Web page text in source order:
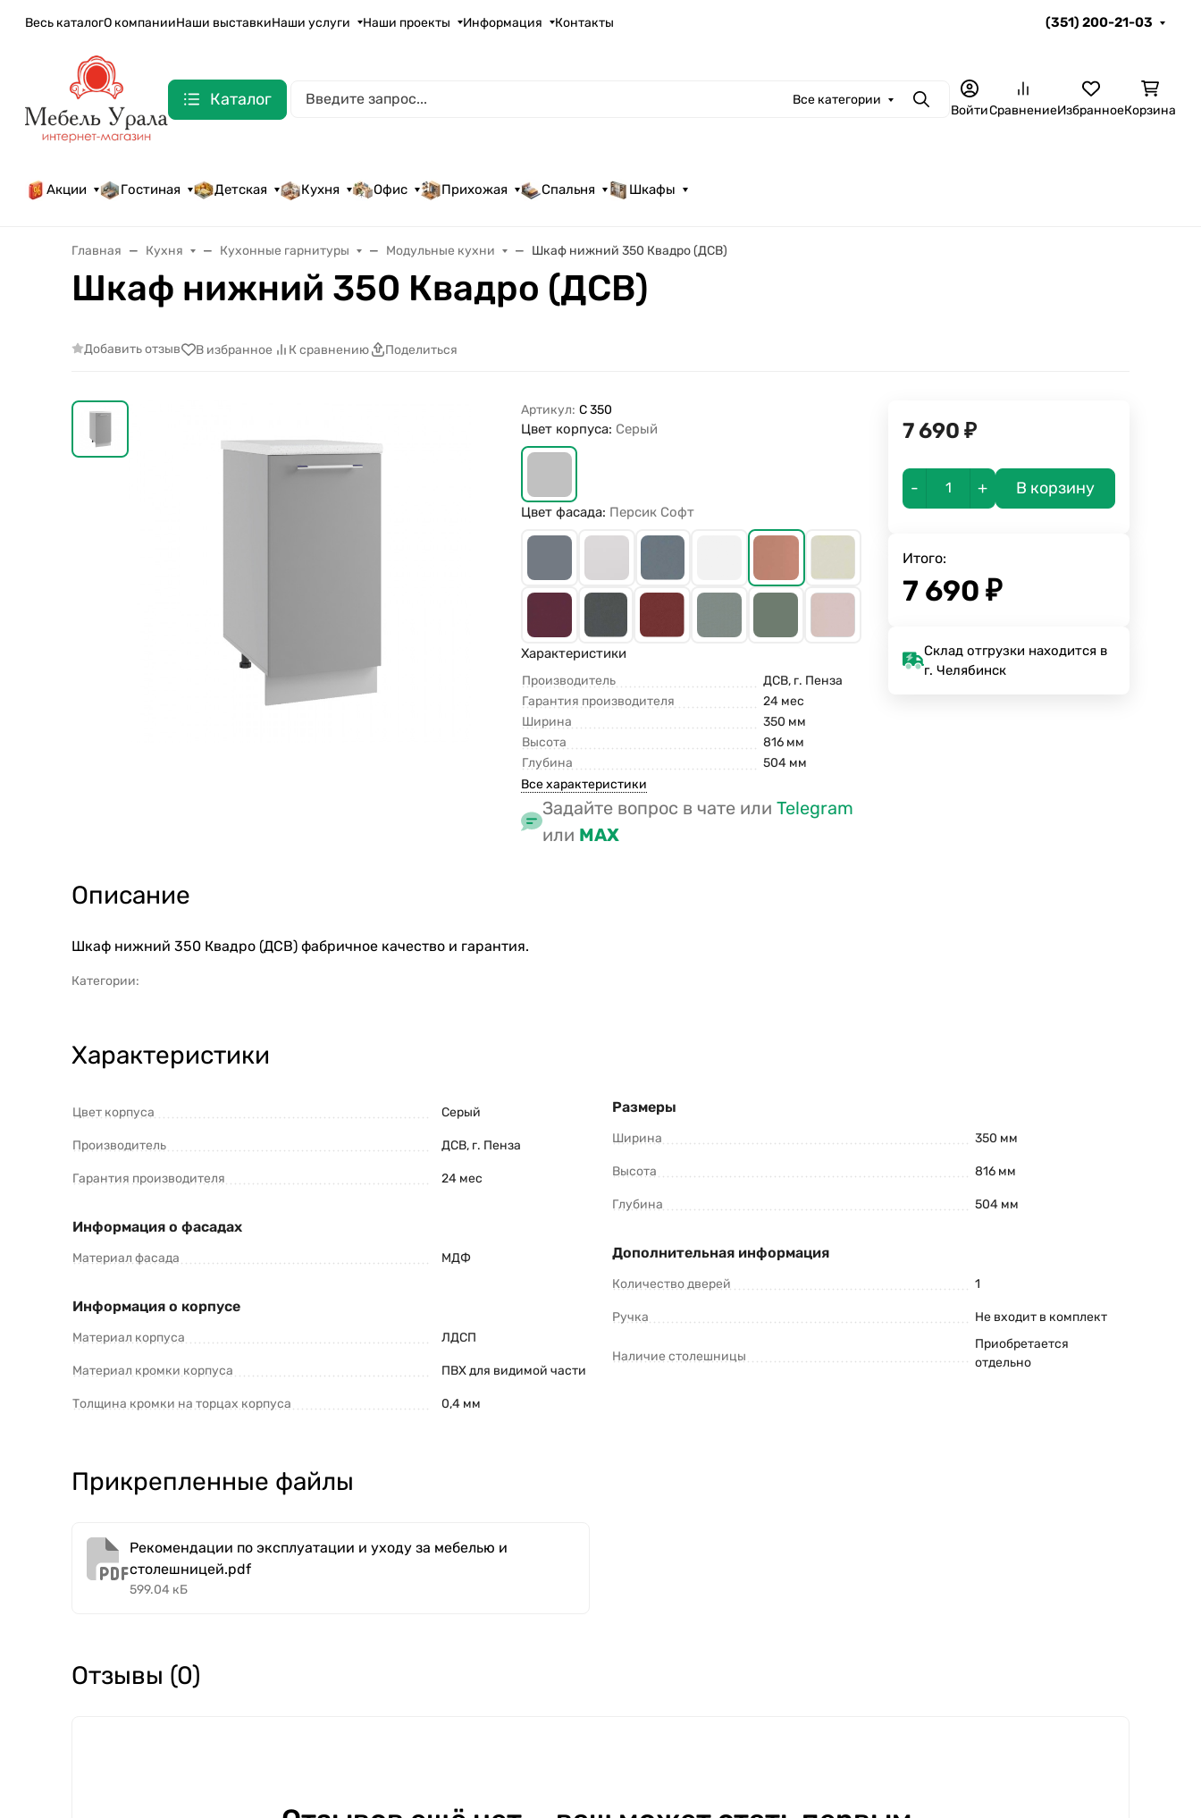
Весь каталогО компанииНаши выставкиНаши услуги Наши проекты Информация Контакты (351) 200-21-03
Каталог Все категории ПоискВойтиСравнениеИзбранноеКорзина
Акции Гостиная Детская Кухня Офис Прихожая Спальня Шкафы
Главная Кухня Кухонные гарнитуры Модульные кухни Шкаф нижний 350 Квадро (ДСВ)
Шкаф нижний 350 Квадро (ДСВ)
Добавить отзыв В избранное К сравнению Поделиться
Артикул: С 350
Цвет корпуса: Серый
Цвет фасада: Персик Софт
Характеристики
Производитель
ДСВ, г. Пенза
Гарантия производителя
24 мес
Ширина
350 мм
Высота
816 мм
Глубина
504 мм
Все характеристики
Задайте вопрос в чате илиTelegram
или MAX
7 690 ₽
- + В корзину
Итого:
7 690 ₽
Склад отгрузки находится в
г. Челябинск
Описание
Шкаф нижний 350 Квадро (ДСВ) фабричное качество и гарантия.
Категории:
Характеристики
Цвет корпуса Серый
Производитель ДСВ, г. Пенза
Гарантия производителя 24 мес
Информация о фасадах
Материал фасада МДФ
Информация о корпусе
Материал корпуса ЛДСП
Материал кромки корпуса ПВХ для видимой части
Толщина кромки на торцах корпуса 0,4 мм
Размеры
Ширина 350 мм
Высота 816 мм
Глубина 504 мм
Дополнительная информация
Количество дверей 1
Ручка Не входит в комплект
Наличие столешницы
Приобретается
отдельно
Прикрепленные файлы
Рекомендации по эксплуатации и уходу за мебелью и
столешницей.pdf
599.04 кБ
Отзывы (0)